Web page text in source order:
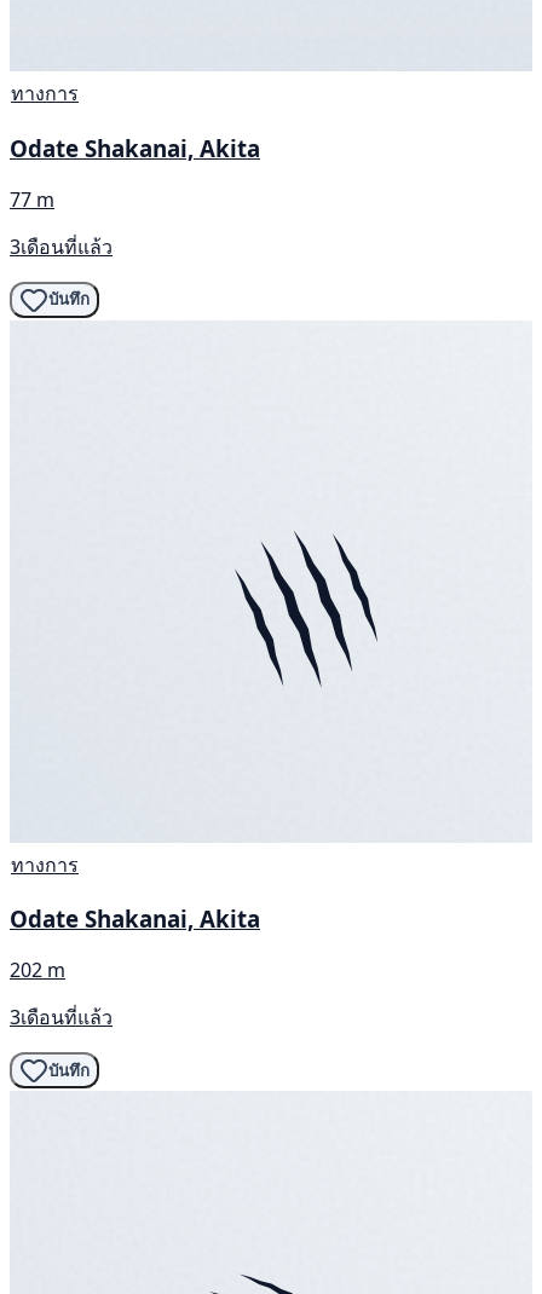
ทางการ
Odate Shakanai, Akita
77 m
3เดือนที่แล้ว
บันทึก
ทางการ
Odate Shakanai, Akita
202 m
3เดือนที่แล้ว
บันทึก